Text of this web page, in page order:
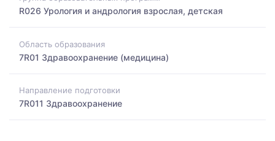
R026 Урология и андрология взрослая, детская
Область образования
7R01 Здравоохранение (медицина)
Направление подготовки
7R011 Здравоохранение